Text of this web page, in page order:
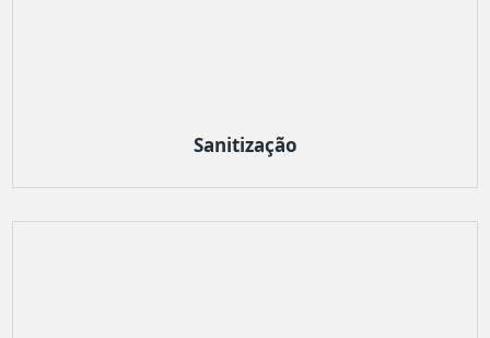
Sanitização